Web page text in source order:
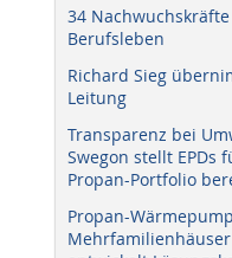
34
Berufsleben
Richard Sieg
Leitung
Transparenz bei
Swegon stellt EPDs
Propan-Portfolio
Propan-
Mehrfamilienhäuser